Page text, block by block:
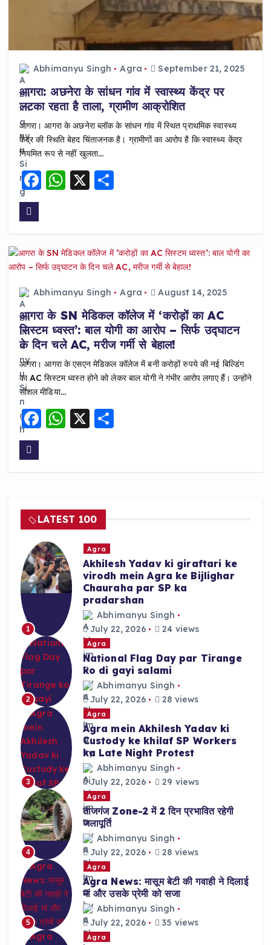
Abhimanyu Singh Agra September 21, 2025
आगरा: अछनेरा के सांधन गांव में स्वास्थ्य केंद्र पर
लटका रहता है ताला, ग्रामीण आक्रोशित
आगरा। आगरा के अछनेरा ब्लॉक के सांधन गांव में स्थित प्राथमिक स्वास्थ्य
केंद्र की स्थिति बेहद चिंताजनक है। ग्रामीणों का आरोप है कि स्वास्थ्य केंद्र
नियमित रूप से नहीं खुलता…
F
b
o
o
k
W
A
p
p
X S
Abhimanyu Singh Agra August 14, 2025
आगरा के SN मेडिकल कॉलेज में ‘करोड़ों का AC
सिस्टम ध्वस्त’: बाल योगी का आरोप – सिर्फ उद्घाटन
के दिन चले AC, मरीज गर्मी से बेहाल!
आगरा। आगरा के एसएन मेडिकल कॉलेज में बनी करोड़ों रुपये की नई बिल्डिंग
का AC सिस्टम ध्वस्त होने को लेकर बाल योगी ने गंभीर आरोप लगाए हैं। उन्होंने
सोशल मीडिया…
F
o
o
k
W
p
p
X S
LATEST 100
1
Agra
Akhilesh Yadav ki giraftari ke
virodh mein Agra ke Bijlighar
Chauraha par SP ka
pradarshan
Abhimanyu Singh
July 22, 2026
24 views
2
Agra
National Flag Day par Tirange
ko di gayi salami
Abhimanyu Singh
July 22, 2026
28 views
3
Agra
Agra mein Akhilesh Yadav ki
Custody ke khilaf SP Workers
ka Late Night Protest
Abhimanyu Singh
July 22, 2026
29 views
4
Agra
ताजगंज Zone-2 में 2 दिन प्रभावित रहेगी
जलापूर्ति
Abhimanyu Singh
July 22, 2026
28 views
5
Agra
Agra News: मासूम बेटी की गवाही ने दिलाई
मां और उसके प्रेमी को सजा
Abhimanyu Singh
July 22, 2026
35 views
Agra